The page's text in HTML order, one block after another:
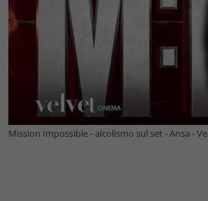
Mission Impossible - alcolismo sul set - Ansa -